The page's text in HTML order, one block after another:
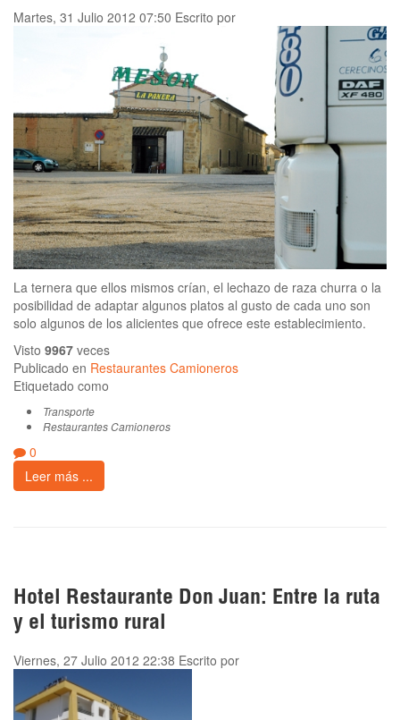
Martes, 31 Julio 2012 07:50 Escrito por
La ternera que ellos mismos crían, el lechazo de raza churra o la
posibilidad de adaptar algunos platos al gusto de cada uno son
solo algunos de los alicientes que ofrece este establecimiento.
Visto 9967 veces
Publicado en Restaurantes Camioneros
Etiquetado como
Transporte
Restaurantes Camioneros
0
Leer más ...
Hotel Restaurante Don Juan: Entre la ruta
y el turismo rural
Viernes, 27 Julio 2012 22:38 Escrito por